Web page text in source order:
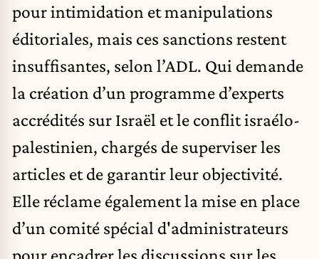
pour intimidation et manipulations
éditoriales, mais ces sanctions restent
insuffisantes, selon l’ADL. Qui demande
la création d’un programme d’experts
accrédités sur Israël et le conflit israélo-
palestinien, chargés de superviser les
articles et de garantir leur objectivité.
Elle réclame également la mise en place
d’un comité spécial d'administrateurs
pour encadrer les discussions sur les